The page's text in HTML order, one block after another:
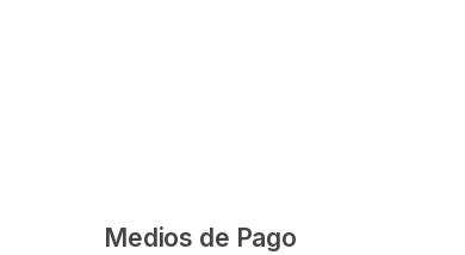
Medios de Pago